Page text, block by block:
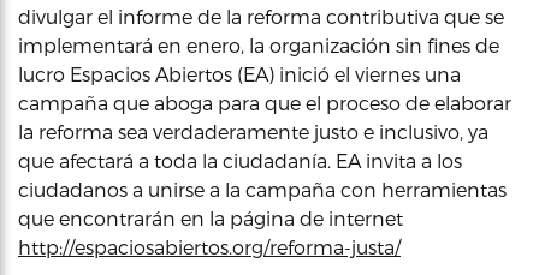
divulgar el informe de la reforma contributiva que se
implementará en enero, la organización sin fines de
lucro Espacios Abiertos (EA) inició el viernes una
campaña que aboga para que el proceso de elaborar
la reforma sea verdaderamente justo e inclusivo, ya
que afectará a toda la ciudadanía. EA invita a los
ciudadanos a unirse a la campaña con herramientas
que encontrarán en la página de internet
http://espaciosabiertos.org/reforma-justa/